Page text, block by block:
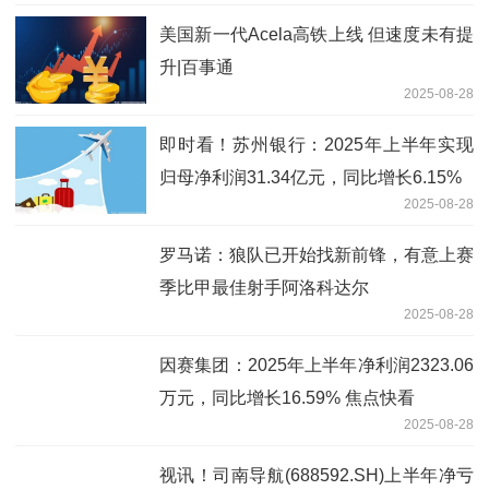
美国新一代Acela高铁上线 但速度未有提
升|百事通
2025-08-28
即时看！苏州银行：2025年上半年实现
归母净利润31.34亿元，同比增长6.15%
2025-08-28
罗马诺：狼队已开始找新前锋，有意上赛
季比甲最佳射手阿洛科达尔
2025-08-28
因赛集团：2025年上半年净利润2323.06
万元，同比增长16.59% 焦点快看
2025-08-28
视讯！司南导航(688592.SH)上半年净亏